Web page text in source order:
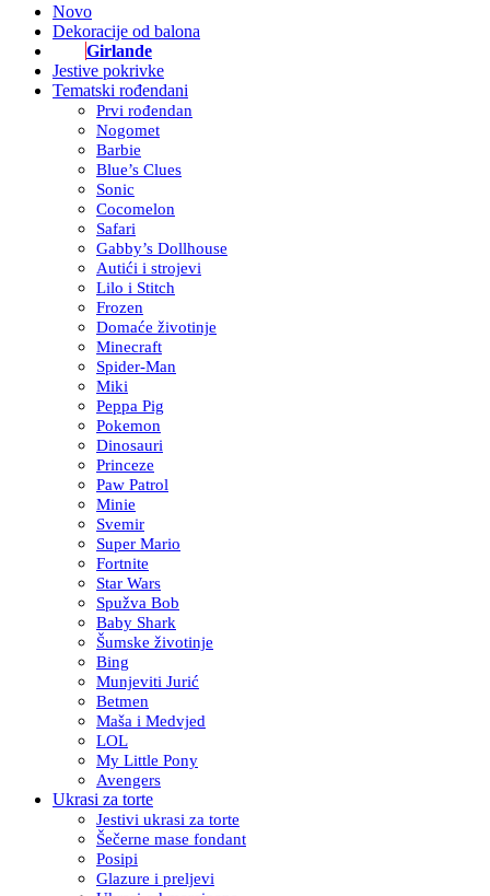
Novo
Dekoracije od balona
Girlande
Jestive pokrivke
Tematski rođendani
Prvi rođendan
Nogomet
Barbie
Blue’s Clues
Sonic
Cocomelon
Safari
Gabby’s Dollhouse
Autići i strojevi
Lilo i Stitch
Frozen
Domaće životinje
Minecraft
Spider-Man
Miki
Peppa Pig
Pokemon
Dinosauri
Princeze
Paw Patrol
Minie
Svemir
Super Mario
Fortnite
Star Wars
Spužva Bob
Baby Shark
Šumske životinje
Bing
Munjeviti Jurić
Betmen
Maša i Medvjed
LOL
My Little Pony
Avengers
Ukrasi za torte
Jestivi ukrasi za torte
Šečerne mase fondant
Posipi
Glazure i preljevi